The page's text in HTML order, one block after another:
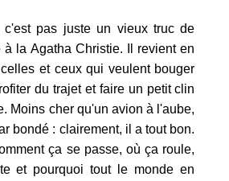
c'est pas juste un vieux truc de
la Agatha Christie. Il revient en
et ceux qui veulent bouger
du trajet et faire un petit clin
Moins cher qu'un avion à l'aube,
bondé : clairement, il a tout bon.
ça se passe, où ça roule,
et pourquoi tout le monde en